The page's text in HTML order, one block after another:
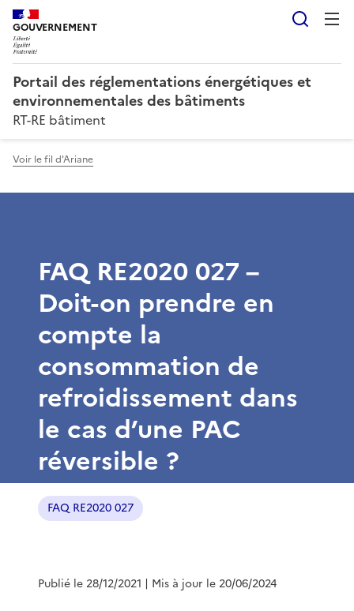
GOUVERNEMENT
Portail des réglementations énergétiques et
environnementales des bâtiments
RT-RE bâtiment
Voir le fil d'Ariane
FAQ RE2020 027 –
Doit-on prendre en
compte la
consommation de
refroidissement dans
le cas d’une PAC
réversible ?
FAQ RE2020 027
Publié le 28/12/2021 | Mis à jour le 20/06/2024